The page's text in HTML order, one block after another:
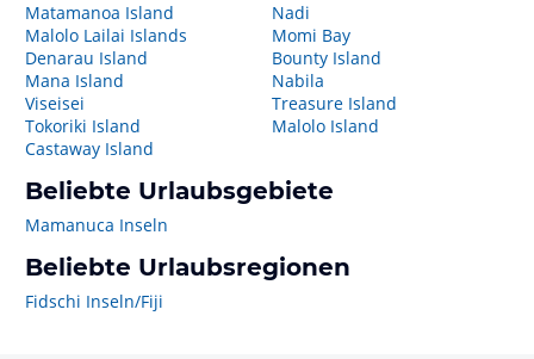
Matamanoa Island
Malolo Lailai Islands
Denarau Island
Mana Island
Viseisei
Tokoriki Island
Castaway Island
Nadi
Momi Bay
Bounty Island
Nabila
Treasure Island
Malolo Island
Beliebte Urlaubsgebiete
Mamanuca Inseln
Beliebte Urlaubsregionen
Fidschi Inseln/Fiji